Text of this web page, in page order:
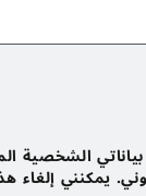
الشخصية
يمكنني